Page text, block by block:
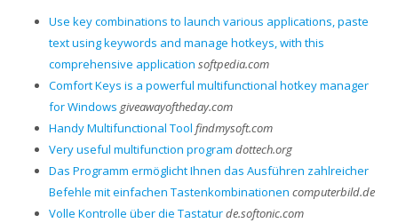
Use key combinations to launch various applications, paste
text using keywords and manage hotkeys, with this
comprehensive application softpedia.com
Comfort Keys is a powerful multifunctional hotkey manager
for Windows giveawayoftheday.com
Handy Multifunctional Tool findmysoft.com
Very useful multifunction program dottech.org
Das Programm ermöglicht Ihnen das Ausführen zahlreicher
Befehle mit einfachen Tastenkombinationen computerbild.de
Volle Kontrolle über die Tastaturde.softonic.com